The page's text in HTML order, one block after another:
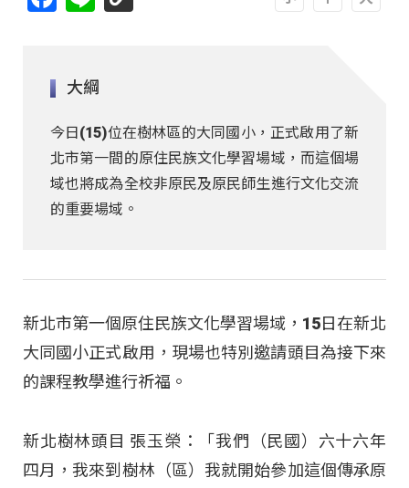
大綱
今日(15)位在樹林區的大同國小，正式啟用了新
北市第一間的原住民族文化學習場域，而這個場
域也將成為全校非原民及原民師生進行文化交流
的重要場域。
新北市第一個原住民族文化學習場域，15日在新北
大同國小正式啟用，現場也特別邀請頭目為接下來
的課程教學進行祈福。
新北樹林頭目 張玉榮：「我們（民國）六十六年
四月，我來到樹林（區）我就開始參加這個傳承原